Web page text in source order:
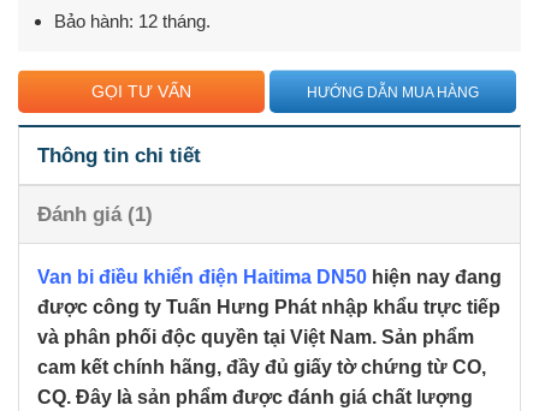
Bảo hành: 12 tháng.
GỌI TƯ VẤN HƯỚNG DẪN MUA HÀNG
Thông tin chi tiết
Đánh giá (1)
Van bi điều khiển điện Haitima DN50 hiện nay đang
được công ty Tuấn Hưng Phát nhập khẩu trực tiếp
và phân phối độc quyền tại Việt Nam. Sản phẩm
cam kết chính hãng, đầy đủ giấy tờ chứng từ CO,
CQ. Đây là sản phẩm được đánh giá chất lượng